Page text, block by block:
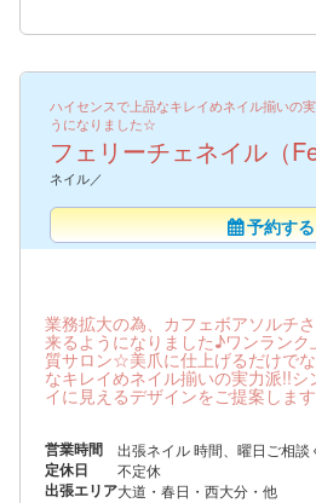
ハイセンスで上品なキレイめネイル揃いの
うになりました☆
フェリーチェネイル（
ネイル／
予約する
業務拡大の為、カフェボアソルチ
来るようになりました♪ワンラン
質サロン☆美爪に仕上げるだけで
なキレイめネイル揃いの実力派!!シ
イに見えるデザインをご提案しま
営業時間 出張ネイル 時間、曜日ご相談
定休日 不定休
出張エリア大道・春日・西大分・他